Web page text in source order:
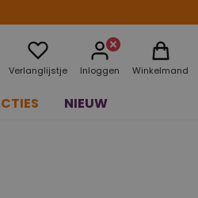
Verlanglijstje Inloggen Winkelmand
NIEUW